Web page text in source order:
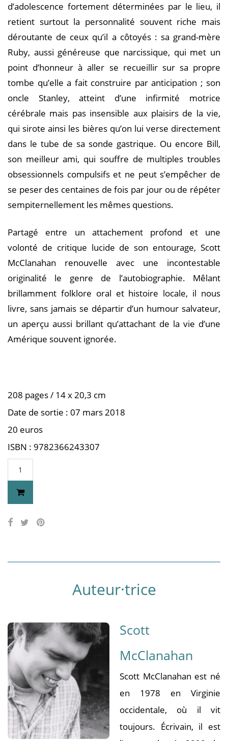
d’adolescence fortement déterminées par le lieu, il
retient surtout la personnalité souvent riche mais
déroutante de ceux qu’il a côtoyés : sa grand-mère
Ruby, aussi généreuse que narcissique, qui met un
point d’honneur à aller se recueillir sur sa propre
tombe qu’elle a fait construire par anticipation ; son
oncle Stanley, atteint d’une infirmité motrice
cérébrale mais pas insensible aux plaisirs de la vie,
qui sirote ainsi les bières qu’on lui verse directement
dans le tube de sa sonde gastrique. Ou encore Bill,
son meilleur ami, qui souffre de multiples troubles
obsessionnels compulsifs et ne peut s’empêcher de
se peser des centaines de fois par jour ou de répéter
sempiternellement les mêmes questions.
Partagé entre un attachement profond et une
volonté de critique lucide de son entourage, Scott
McClanahan renouvelle avec une incontestable
originalité le genre de l’autobiographie. Mêlant
brillamment folklore oral et histoire locale, il nous
livre, sans jamais se départir d’un humour salvateur,
un aperçu aussi brillant qu’attachant de la vie d’une
Amérique souvent ignorée.
208 pages / 14 x 20,3 cm
Date de sortie : 07 mars 2018
20 euros
ISBN : 9782366243307
Auteur·trice
Scott
McClanahan
Scott McClanahan est né
en 1978 en Virginie
occidentale, où il vit
toujours. Écrivain, il est